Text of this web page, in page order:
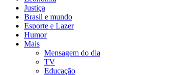
Justiça
Brasil e mundo
Esporte e Lazer
Humor
Mais
Mensagem do dia
TV
Educação